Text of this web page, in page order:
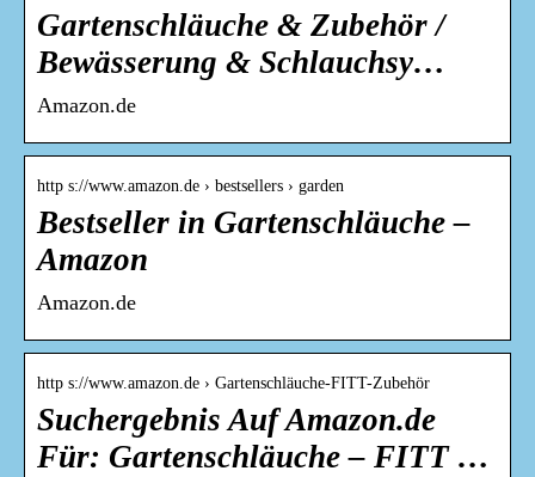
Gartenschläuche & Zubehör /
Bewässerung & Schlauchsy…
Amazon.de
http s://www.amazon.de › bestsellers › garden
Bestseller in Gartenschläuche –
Amazon
Amazon.de
http s://www.amazon.de › Gartenschläuche-FITT-Zubehör
Suchergebnis Auf Amazon.de
Für: Gartenschläuche – FITT …